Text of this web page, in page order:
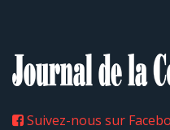
Suivez-nous sur